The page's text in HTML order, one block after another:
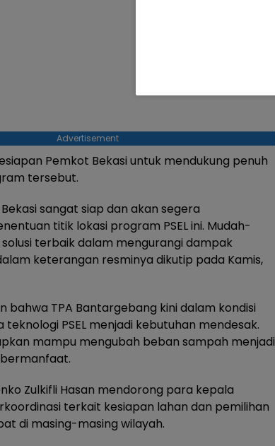
Advertisement
Pemkot Bekasi untuk mendukung penuh
tersebut.
sangat siap dan akan segera
titik lokasi program PSEL ini. Mudah-
terbaik dalam mengurangi dampak
keterangan resminya dikutip pada Kamis,
bahwa TPA Bantargebang kini dalam kondisi
teknologi PSEL menjadi kebutuhan mendesak.
mampu mengubah beban sampah menjadi
Zulkifli Hasan mendorong para kepala
terkait kesiapan lahan dan pemilihan
di masing-masing wilayah.